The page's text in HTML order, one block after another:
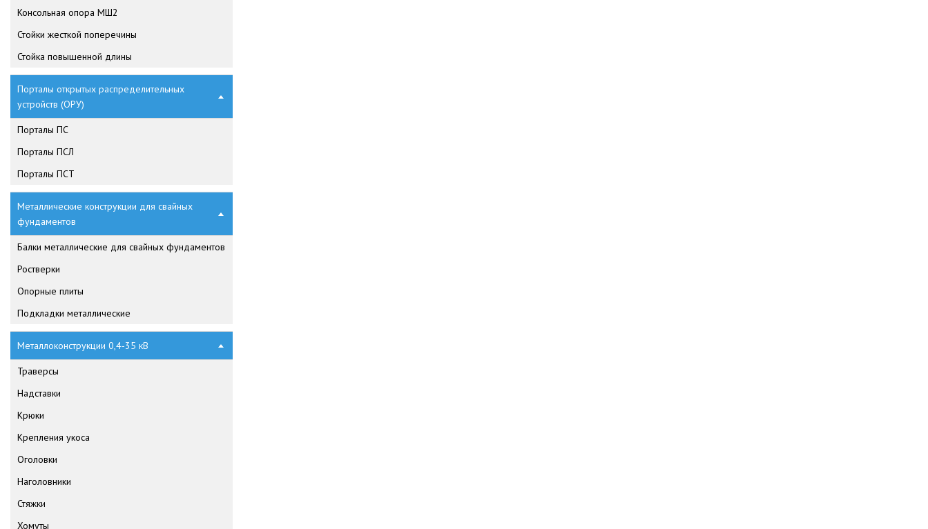
Консольная опора МШ2
Стойки жесткой поперечины
Стойка повышенной длины
Порталы открытых распределительных
устройств (ОРУ)
Порталы ПС
Порталы ПСЛ
Порталы ПСТ
Металлические конструкции для свайных
фундаментов
Балки металлические для свайных фундаментов
Ростверки
Опорные плиты
Подкладки металлические
Металлоконструкции 0,4-35 кВ
Траверсы
Надставки
Крюки
Крепления укоса
Оголовки
Наголовники
Стяжки
Хомуты